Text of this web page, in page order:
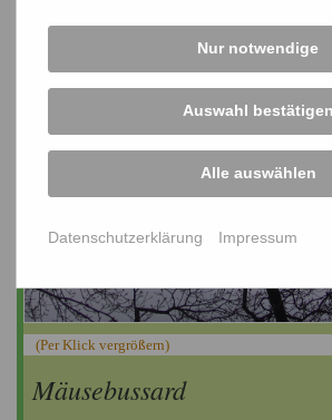
(Per Klick vergrößern)
Mäusebussard
Nur notwendige
Auswahl bestätigen
Alle auswählen
Datenschutzerklärung Impressum